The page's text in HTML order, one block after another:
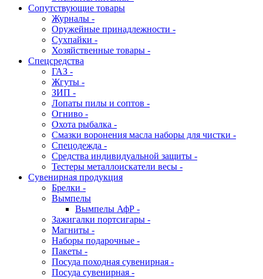
Сопутствующие товары
Журналы -
Оружейные принадлежности -
Сухпайки -
Хозяйственные товары -
Спецсредства
ГАЗ -
Жгуты -
ЗИП -
Лопаты пилы и соптов -
Огниво -
Охота рыбалка -
Смазки воронения масла наборы для чистки -
Спецодежда -
Средства индивидуальной защиты -
Тестеры металлоискатели весы -
Сувенирная продукция
Брелки -
Вымпелы
Вымпелы АфР -
Зажигалки портсигары -
Магниты -
Наборы подарочные -
Пакеты -
Посуда походная сувенирная -
Посуда сувенирная -